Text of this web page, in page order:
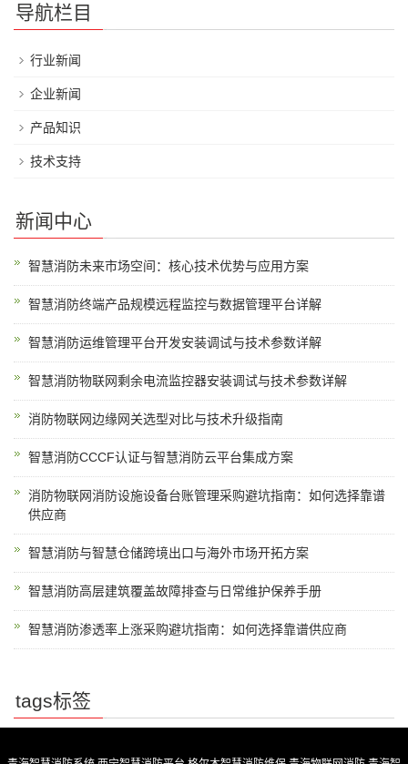
导航栏目
行业新闻
企业新闻
产品知识
技术支持
新闻中心
智慧消防未来市场空间：核心技术优势与应用方案
智慧消防终端产品规模远程监控与数据管理平台详解
智慧消防运维管理平台开发安装调试与技术参数详解
智慧消防物联网剩余电流监控器安装调试与技术参数详解
消防物联网边缘网关选型对比与技术升级指南
智慧消防CCCF认证与智慧消防云平台集成方案
消防物联网消防设施设备台账管理采购避坑指南：如何选择靠谱
供应商
智慧消防与智慧仓储跨境出口与海外市场开拓方案
智慧消防高层建筑覆盖故障排查与日常维护保养手册
智慧消防渗透率上涨采购避坑指南：如何选择靠谱供应商
tags标签